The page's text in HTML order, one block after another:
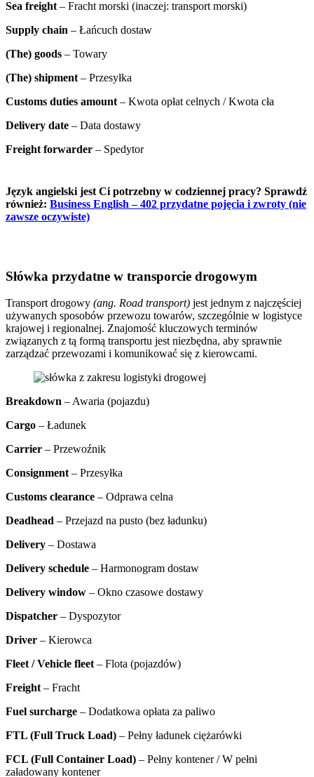
Sea freight – Fracht morski (inaczej: transport morski)
Supply chain – Łańcuch dostaw
(The) goods – Towary
(The) shipment – Przesyłka
Customs duties amount – Kwota opłat celnych / Kwota cła
Delivery date – Data dostawy
Freight forwarder – Spedytor
Język angielski jest Ci potrzebny w codziennej pracy? Sprawdź
również: Business English – 402 przydatne pojęcia i zwroty (nie
zawsze oczywiste)
Słówka przydatne w transporcie drogowym
Transport drogowy (ang. Road transport) jest jednym z najczęściej
używanych sposobów przewozu towarów, szczególnie w logistyce
krajowej i regionalnej. Znajomość kluczowych terminów
związanych z tą formą transportu jest niezbędna, aby sprawnie
zarządzać przewozami i komunikować się z kierowcami.
Breakdown – Awaria (pojazdu)
Cargo – Ładunek
Carrier – Przewoźnik
Consignment – Przesyłka
Customs clearance – Odprawa celna
Deadhead – Przejazd na pusto (bez ładunku)
Delivery – Dostawa
Delivery schedule – Harmonogram dostaw
Delivery window – Okno czasowe dostawy
Dispatcher – Dyspozytor
Driver – Kierowca
Fleet / Vehicle fleet – Flota (pojazdów)
Freight – Fracht
Fuel surcharge – Dodatkowa opłata za paliwo
FTL (Full Truck Load) – Pełny ładunek ciężarówki
FCL (Full Container Load) – Pełny kontener / W pełni
załadowany kontener